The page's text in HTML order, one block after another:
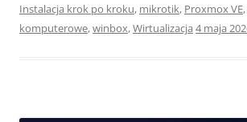
Instalacja krok po kroku, mikrotik, Proxmox VE,
komputerowe,winbox,Wirtualizacja 4 maja